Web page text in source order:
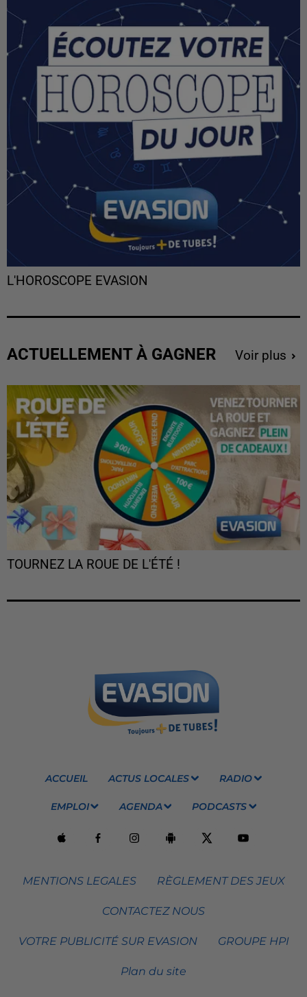
L'HOROSCOPE EVASION
ACTUELLEMENT À GAGNER Voir plus
TOURNEZ LA ROUE DE L'ÉTÉ !
ACCUEIL ACTUS LOCALES RADIO
EMPLOI AGENDA PODCASTS
MENTIONS LEGALES RÈGLEMENT DES JEUX
CONTACTEZ NOUS
VOTRE PUBLICITÉ SUR EVASION GROUPE HPI
Plan du site